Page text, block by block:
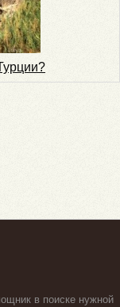
в поиске нужной